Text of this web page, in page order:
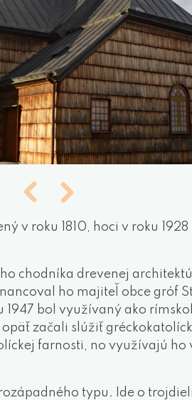
v roku 1810, hoci v roku
chodníka drevenej
ho majiteľ obce gróf
1947 bol využívaný ako
začali slúžiť
farnosti, no využívajú ho
typu. Ide o